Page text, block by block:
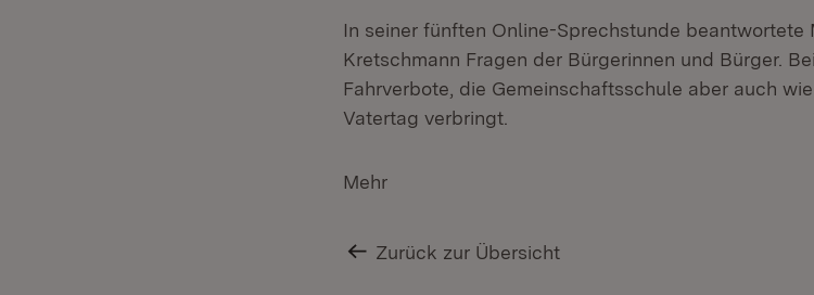
In seiner fünften Online-Sprechstunde beantwortete
Kretschmann Fragen der Bürgerinnen und Bürger.
Fahrverbote, die Gemeinschaftsschule aber auch
Vatertag verbringt.
Mehr
Zurück zur Übersicht